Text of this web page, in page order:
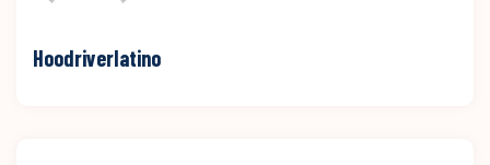
Hoodriverlatino